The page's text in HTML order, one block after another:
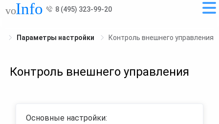
8 (495) 323-99-20
Параметры настройки Контроль внешнего управления
Контроль внешнего управления
Основные настройки: